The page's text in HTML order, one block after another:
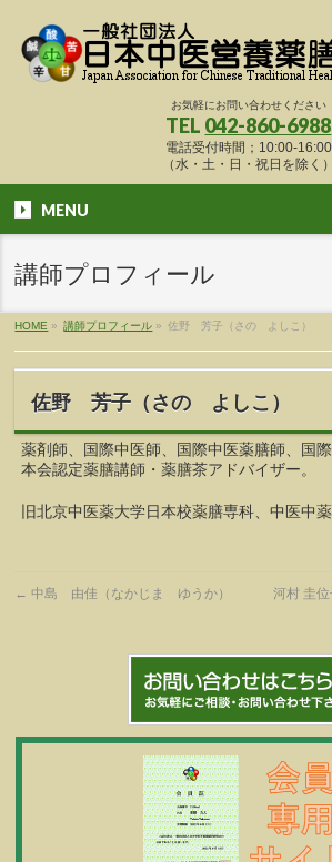
お気軽にお問い合わせください
TEL 042-860-6988
電話受付時間；10:00-16:00
（水・土・日・祝日を除く）
MENU
講師プロフィール
HOME » 講師プロフィール » 佐野 芳子（さの よしこ）
佐野 芳子（さの よしこ）
薬剤師、国際中医師、国際中医薬膳師、国際
本会認定薬膳講師・薬膳茶アドバイザー。
旧北京中医薬大学日本校薬膳専科、中医中薬
← 中島 由佳（なかじま ゆうか） 河村 圭位